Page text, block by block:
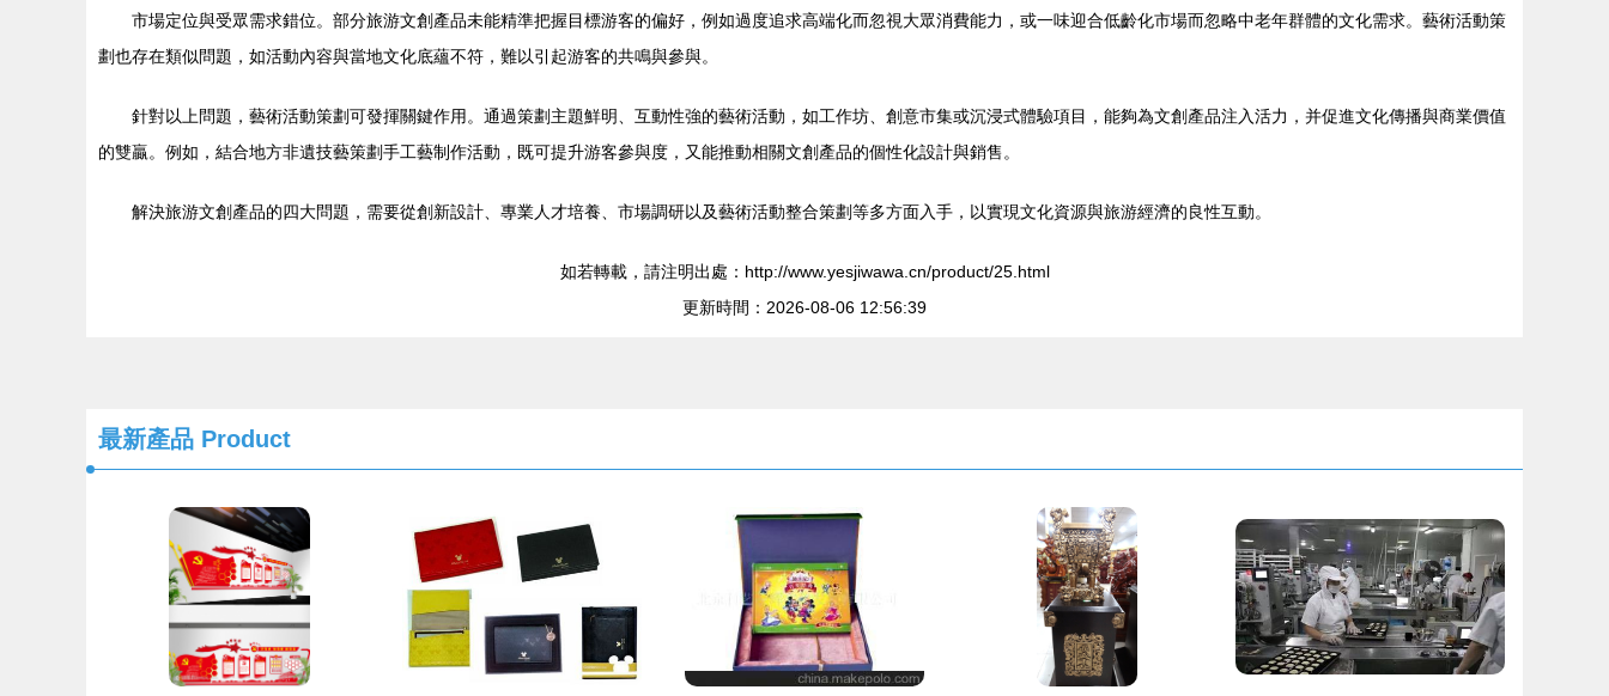
市場定位與受眾需求錯位。部分旅游文創產品未能精準把握目標游客的偏好，例如過度追求高端化而忽視大眾消費能力，或一味迎合低齡化市場而忽略中老年群體的文化需求。藝術活動策
劃也存在類似問題，如活動內容與當地文化底蘊不符，難以引起游客的共鳴與參與。
針對以上問題，藝術活動策劃可發揮關鍵作用。通過策劃主題鮮明、互動性強的藝術活動，如工作坊、創意市集或沉浸式體驗項目，能夠為文創產品注入活力，并促進文化傳播與商業價值
的雙贏。例如，結合地方非遺技藝策劃手工藝制作活動，既可提升游客參與度，又能推動相關文創產品的個性化設計與銷售。
解決旅游文創產品的四大問題，需要從創新設計、專業人才培養、市場調研以及藝術活動整合策劃等多方面入手，以實現文化資源與旅游經濟的良性互動。
如若轉載，請注明出處：http://www.yesjiwawa.cn/product/25.html
更新時間：2026-08-06 12:56:39
最新產品 Product